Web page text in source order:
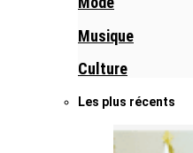
Musique
Culture
Les plus récents